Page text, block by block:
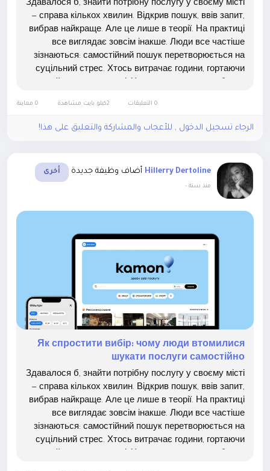
Здавалося б, знайти потрібну послугу у своєму місті
— справа кількох хвилин. Відкрив пошук, ввів запит,
вибрав найкраще. Але це лише в теорії. На практиці
все виглядає зовсім інакше. Люди все частіше
зізнаються: самостійний пошук перетворюється на
суцільний стрес. Хтось витрачає години, гортаючи
0 التعليقات 0 معاينة
الرجاء تسجيل الدخول , للأعجاب والمشاركة والتعليق على هذا!
Hillerry Dertoline أضاف وظيفة جديدة أخرى
منذ سنة -
Як спростити вибір: чому люди втомилися
шукати послуги самостійно
Здавалося б, знайти потрібну послугу у своєму місті
— справа кількох хвилин. Відкрив пошук, ввів запит,
вибрав найкраще. Але це лише в теорії. На практиці
все виглядає зовсім інакше. Люди все частіше
зізнаються: самостійний пошук перетворюється на
суцільний стрес. Хтось витрачає години, гортаючи